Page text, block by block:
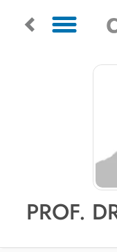
PROF.